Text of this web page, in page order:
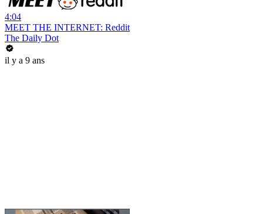
4:04
MEET THE INTERNET: Reddit
The Daily Dot
il y a 9 ans